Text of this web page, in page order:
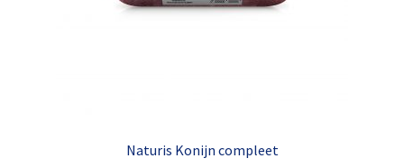
Naturis Konijn compleet